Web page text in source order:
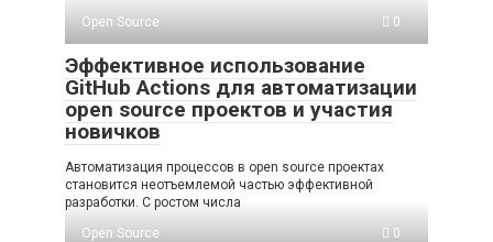
Open Source
0
Эффективное использование
GitHub Actions для автоматизации
open source проектов и участия
новичков
Автоматизация процессов в open source проектах
становится неотъемлемой частью эффективной
разработки. С ростом числа
Open Source
0